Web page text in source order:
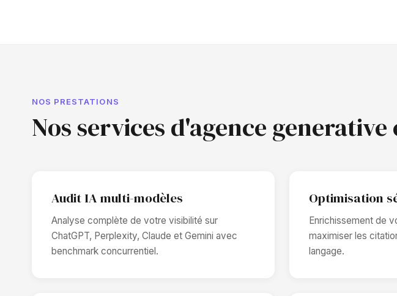
NOS PRESTATIONS
Nos services d'agence
Audit IA multi-modèles
Analyse complète de votre visibilité sur
ChatGPT, Perplexity, Claude et Gemini avec
benchmark concurrentiel.
Optimisation
Enrichissement de
maximiser les
langage.